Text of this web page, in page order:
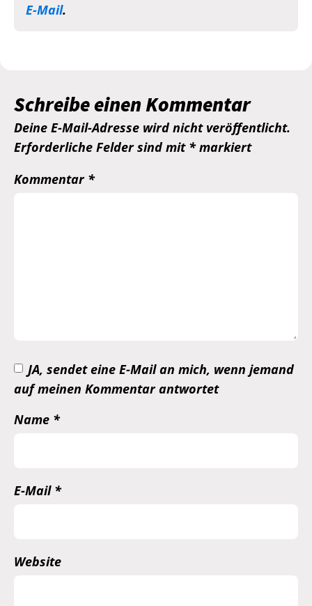
E-Mail.
Schreibe einen Kommentar
Deine E-Mail-Adresse wird nicht veröffentlicht.
Erforderliche Felder sind mit *markiert
Kommentar *
JA, sendet eine E-Mail an mich, wenn jemand
auf meinen Kommentar antwortet
Name *
E-Mail *
Website